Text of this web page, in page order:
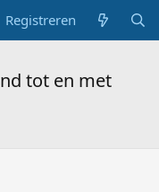
Registreren
tot en met